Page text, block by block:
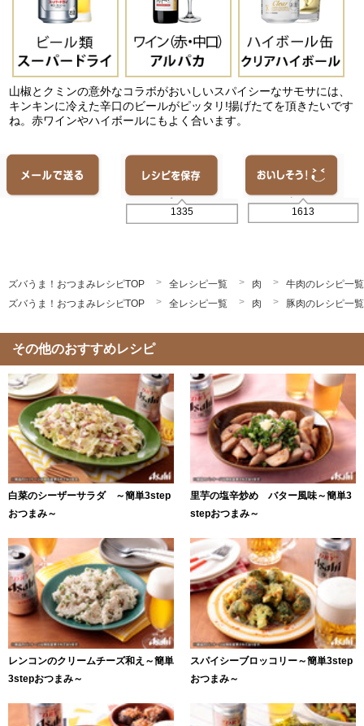
山椒とクミンの意外なコラボがおいしいスパイシーなサモサには、
キンキンに冷えた辛口のビールがピッタリ!揚げたてを頂きたいです
ね。赤ワインやハイボールにもよく合います。
1335 1613
ズバうま！おつまみレシピTOP 全レシピ一覧 肉
牛肉のレシピ一覧
ズバうま！おつまみレシピTOP
全レシピ一覧 肉 豚肉のレシピ一覧
その他のおすすめレシピ
白菜のシーザーサラダ ～簡単3step
おつまみ～
里芋の塩辛炒め バター風味～簡単3
stepおつまみ～
レンコンのクリームチーズ和え～簡単
3stepおつまみ～
スパイシーブロッコリー～簡単3step
おつまみ～